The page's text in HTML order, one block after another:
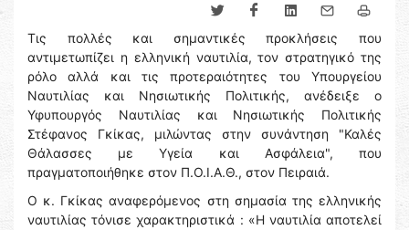
Τις πολλές και σημαντικές προκλήσεις που
αντιμετωπίζει η ελληνική ναυτιλία, τον στρατηγικό της
ρόλο αλλά και τις προτεραιότητες του Υπουργείου
Ναυτιλίας και Νησιωτικής Πολιτικής, ανέδειξε ο
Υφυπουργός Ναυτιλίας και Νησιωτικής Πολιτικής
Στέφανος Γκίκας, μιλώντας στην συνάντηση "Καλές
Θάλασσες με Υγεία και Ασφάλεια", που
πραγματοποιήθηκε στον Π.Ο.Ι.Α.Θ., στον Πειραιά.
Ο κ. Γκίκας αναφερόμενος στη σημασία της ελληνικής
ναυτιλίας τόνισε χαρακτηριστικά : «Η ναυτιλία αποτελεί